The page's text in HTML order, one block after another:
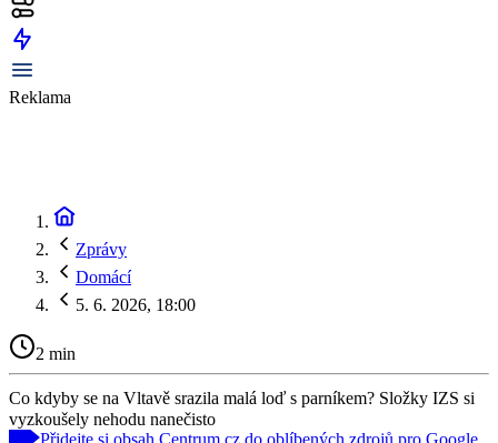
Reklama
Zprávy
Domácí
5. 6. 2026, 18:00
2 min
Co kdyby se na Vltavě srazila malá loď s parníkem? Složky IZS si
vyzkoušely nehodu nanečisto
Přidejte si obsah Centrum.cz do oblíbených zdrojů pro Google